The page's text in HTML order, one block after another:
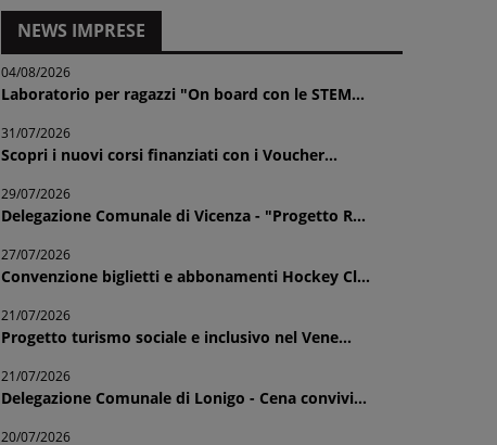
NEWS IMPRESE
04/08/2026
Laboratorio per ragazzi "On board con le STEM...
31/07/2026
Scopri i nuovi corsi finanziati con i Voucher...
29/07/2026
Delegazione Comunale di Vicenza - "Progetto R...
27/07/2026
Convenzione biglietti e abbonamenti Hockey Cl...
21/07/2026
Progetto turismo sociale e inclusivo nel Vene...
21/07/2026
Delegazione Comunale di Lonigo - Cena convivi...
20/07/2026